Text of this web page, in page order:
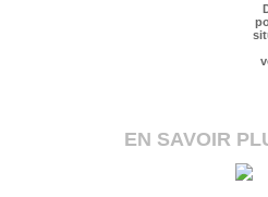
EN SAVOIR